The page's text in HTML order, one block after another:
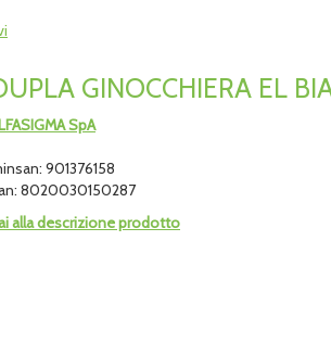
GINOCCHIERA EL
SpA
901376158
8020030150287
alla descrizione prodotto